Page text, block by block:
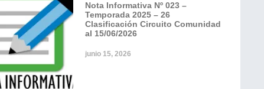
Nota Informativa Nº 023 –
Temporada 2025 – 26
Clasificación Circuito Comunidad
al 15/06/2026
junio 15, 2026